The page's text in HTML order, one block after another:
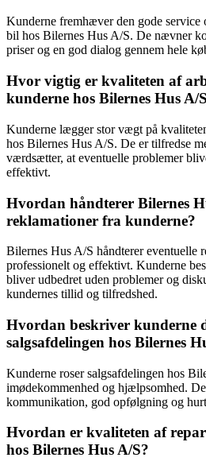
Kunderne fremhæver den gode
bil hos Bilernes Hus A/S. De nævner
priser og en god dialog gennem hele
Hvor vigtig er kvaliteten af
kunderne hos Bilernes Hus A/
Kunderne lægger stor vægt på
hos Bilernes Hus A/S. De er tilfredse
værdsætter, at eventuelle problemer
effektivt.
Hvordan håndterer Bilernes
reklamationer fra kunderne?
Bilernes Hus A/S håndterer eventuelle
professionelt og effektivt. Kunderne
bliver udbedret uden problemer og
kundernes tillid og tilfredshed.
Hvordan beskriver kunderne
salgsafdelingen hos Bilernes
Kunderne roser salgsafdelingen hos
imødekommenhed og hjælpsomhed.
kommunikation, god opfølgning og
Hvordan er kvaliteten af
hos Bilernes Hus A/S?